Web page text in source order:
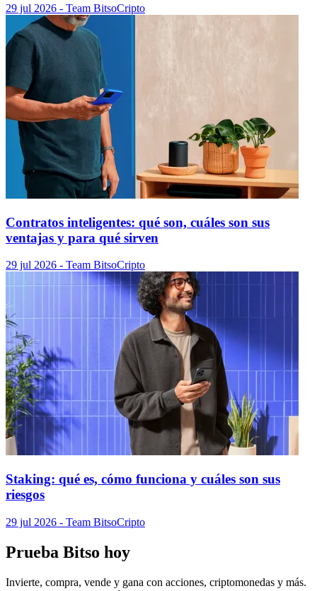
29 jul 2026 - Team BitsoCripto
Contratos inteligentes: qué son, cuáles son sus
ventajas y para qué sirven
29 jul 2026 - Team BitsoCripto
Staking: qué es, cómo funciona y cuáles son sus
riesgos
29 jul 2026 - Team BitsoCripto
Prueba Bitso hoy
Invierte, compra, vende y gana con acciones, criptomonedas y más.